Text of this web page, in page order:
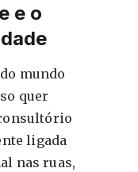
e o
mundo
quer
ligada
nas ruas,